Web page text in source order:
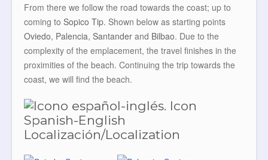
From there we follow the road towards the coast; up to
coming to Sopico Tip. Shown below as starting points
Oviedo, Palencia, Santander and Bilbao. Due to the
complexity of the emplacement, the travel finishes in the
proximities of the beach. Continuing the trip towards the
coast, we will find the beach.
Localización/Localization